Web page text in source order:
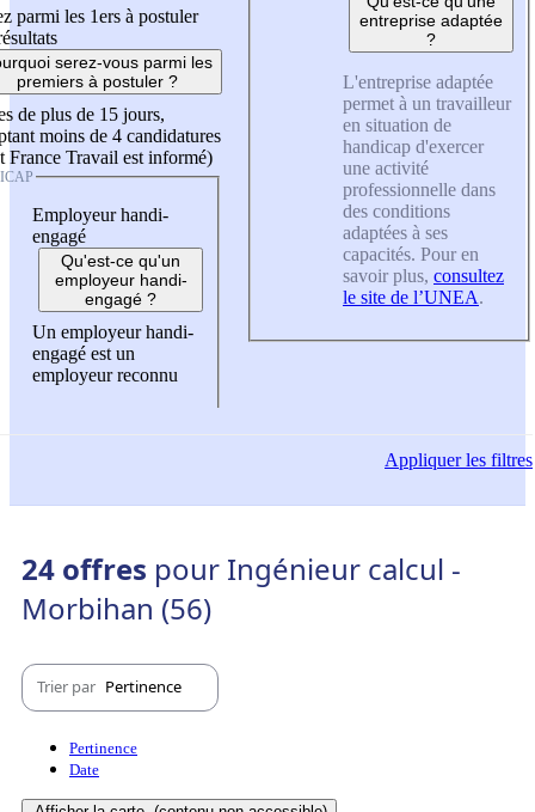
parmi les 1ers à postuler
serez-vous parmi les
premiers à postuler ?
de plus de 15 jours,
moins de 4 candidatures
France Travail est informé)
Employeur handi-
engagé
Qu'est-ce qu'un
employeur handi-
engagé ?
Un employeur handi-
engagé est un
employeur reconnu
entreprise adaptée
?
L'entreprise adaptée
permet à un travailleur
en situation de
handicap d'exercer
une activité
professionnelle dans
des conditions
adaptées à ses
capacités. Pour en
savoir plus, consultez
le site de l’UNEA.
Appliquerles filtres
24 offres pour Ingénieur calcul -
Morbihan (56)
Trier par Pertinence
Pertinence
Date